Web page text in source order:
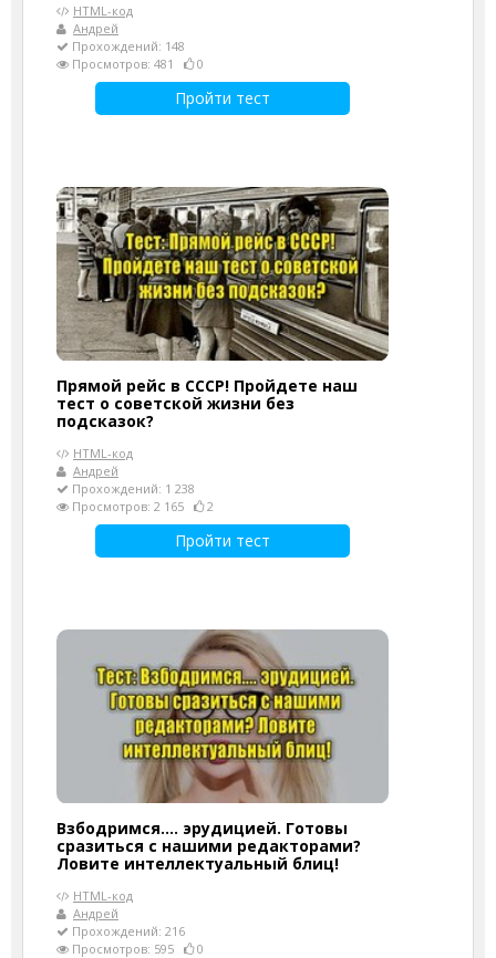
HTML-код
Андрей
Прохождений: 148
Просмотров: 481
0
Пройти тест
Прямой рейс в СССР! Пройдете наш
тест о советской жизни без
подсказок?
HTML-код
Андрей
Прохождений: 1 238
Просмотров: 2 165
2
Пройти тест
Взбодримся.... эрудицией. Готовы
сразиться с нашими редакторами?
Ловите интеллектуальный блиц!
HTML-код
Андрей
Прохождений: 216
Просмотров: 595
0